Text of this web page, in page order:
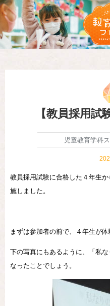
【教員採用試
児童教育学科
教員採用試験に合格した４年生
施しました。
まずは参加者の前で、４年生が体
下の写真にもあるように、「私
なったことでしょう。